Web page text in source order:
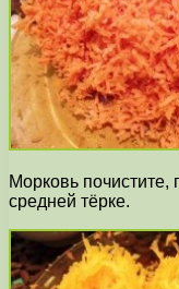
Морковь
средней тёрке.